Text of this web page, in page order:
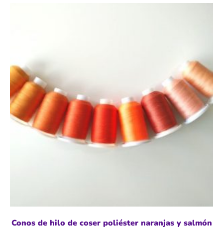
Conos de hilo de coser poliéster naranjas y salmón